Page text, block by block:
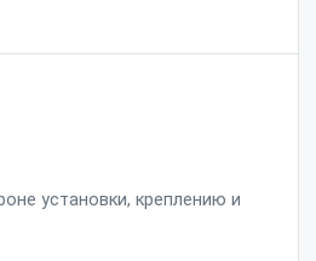
установки, креплению и